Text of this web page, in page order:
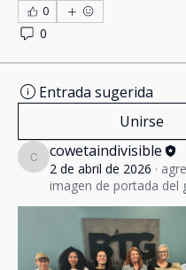
0
0
Entrada sugerida
Unirse
cowetaindivisible
cowetaindivisible
2 de abril de 2026 ·
imagen de portada del
Translate
English
FRFrench· Français